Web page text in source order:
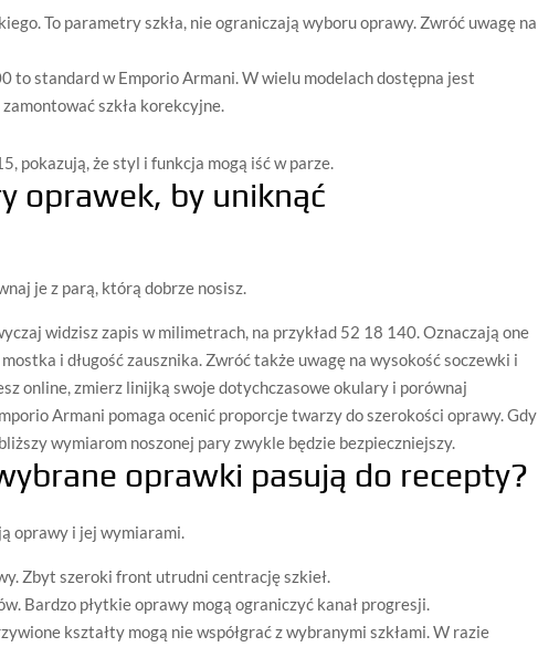
To parametry szkła, nie ograniczają wyboru oprawy. Zwróć uwagę na
to standard w Emporio Armani. W wielu modelach dostępna jest
szkła korekcyjne.
pokazują, że styl i funkcja mogą iść w parze.
oprawek, by uniknąć
je z parą, którą dobrze nosisz.
widzisz zapis w milimetrach, na przykład 52 18 140. Oznaczają one
i długość zausznika. Zwróć także uwagę na wysokość soczewki i
online, zmierz linijką swoje dotychczasowe okulary i porównaj
Armani pomaga ocenić proporcje twarzy do szerokości oprawy. Gdy
wymiarom noszonej pary zwykle będzie bezpieczniejszy.
oprawki pasują do recepty?
oprawy i jej wymiarami.
Zbyt szeroki front utrudni centrację szkieł.
Bardzo płytkie oprawy mogą ograniczyć kanał progresji.
kształty mogą nie współgrać z wybranymi szkłami. W razie